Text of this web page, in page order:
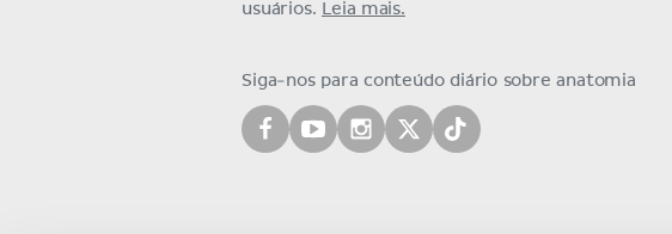
usuários. Leia mais.
Siga-nos para conteúdo diário sobre anatomia